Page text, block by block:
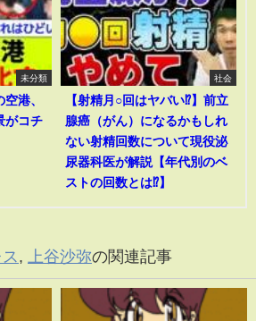
未分類
港、
がコチ
社会
【射精月○回はヤバい⁉︎】前立
腺癌（がん）になるかもしれ
ない射精回数について現役泌
尿器科医が解説【年代別のベ
ストの回数とは⁉︎】
, 上谷沙弥の関連記事